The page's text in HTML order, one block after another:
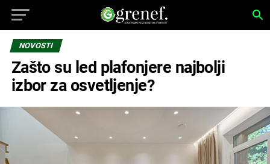
NOVOSTI
Zašto su led plafonjere najbolji
izbor za osvetljenje?